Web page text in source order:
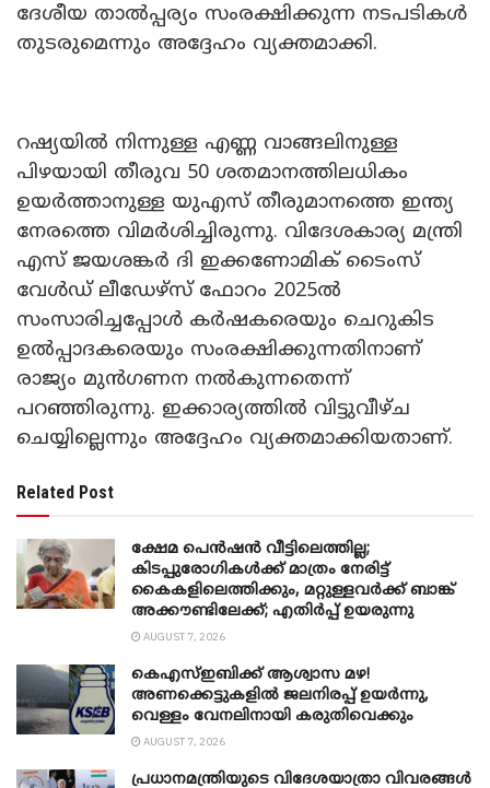
ദേശീയ താൽപ്പര്യം സംരക്ഷിക്കുന്ന നടപടികൾ
തുടരുമെന്നും അദ്ദേഹം വ്യക്തമാക്കി.
റഷ്യയിൽ നിന്നുള്ള എണ്ണ വാങ്ങലിനുള്ള
പിഴയായി തീരുവ 50 ശതമാനത്തിലധികം
ഉയർത്താനുള്ള യുഎസ് തീരുമാനത്തെ ഇന്ത്യ
നേരത്തെ വിമർശിച്ചിരുന്നു. വിദേശകാര്യ മന്ത്രി
എസ് ജയശങ്കർ ദി ഇക്കണോമിക് ടൈംസ്
വേൾഡ് ലീഡേഴ്‌സ് ഫോറം 2025ൽ
സംസാരിച്ചപ്പോൾ കർഷകരെയും ചെറുകിട
ഉൽപ്പാദകരെയും സംരക്ഷിക്കുന്നതിനാണ്
രാജ്യം മുൻഗണന നൽകുന്നതെന്ന്
പറഞ്ഞിരുന്നു. ഇക്കാര്യത്തിൽ വിട്ടുവീഴ്‌ച
ചെയ്യില്ലെന്നും അദ്ദേഹം വ്യക്തമാക്കിയതാണ്.
Related Post
ക്ഷേമ പെൻഷൻ വീട്ടിലെത്തില്ല;
കിടപ്പുരോഗികൾക്ക് മാത്രം നേരിട്ട്
കൈകളിലെത്തിക്കും, മറ്റുള്ളവർക്ക് ബാങ്ക്
അക്കൗണ്ടിലേക്ക്; എതിർപ്പ് ഉയരുന്നു
AUGUST 7, 2026
കെഎസ്ഇബിക്ക് ആശ്വാസ മഴ!
അണക്കെട്ടുകളിൽ ജലനിരപ്പ് ഉയർന്നു,
വെള്ളം വേനലിനായി കരുതിവെക്കും
AUGUST 7, 2026
പ്രധാനമന്ത്രിയുടെ വിദേശയാത്രാ വിവരങ്ങൾ